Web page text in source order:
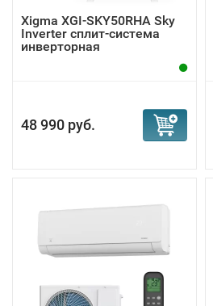
Xigma XGI-SKY50RHA Sky
Inverter сплит-система
инверторная
48 990 руб.